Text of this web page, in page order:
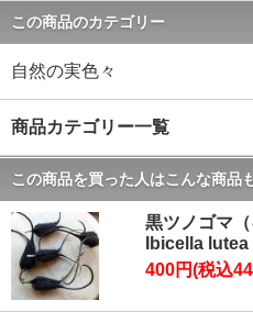
この商品のカテゴリー
自然の実色々
商品カテゴリー一覧
この商品を買った人はこんな商品
黒ツノゴマ（
Ibicella lutea
400円(税込